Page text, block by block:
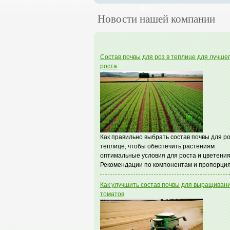
Новости нашей компании
Состав почвы для роз в теплице для
роста
Как правильно выбрать состав почвы для
теплице, чтобы обеспечить растениям
оптимальные условия для роста и
Рекомендации по компонентам и
Как улучшить состав почвы для
томатов